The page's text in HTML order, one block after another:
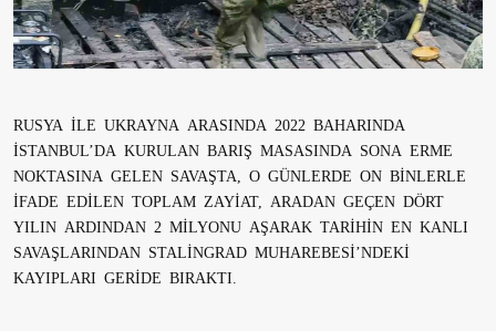
RUSYA İLE UKRAYNA ARASINDA 2022 BAHARINDA
İSTANBUL’DA KURULAN BARIŞ MASASINDA SONA ERME
NOKTASINA GELEN SAVAŞTA, O GÜNLERDE ON BİNLERLE
İFADE EDİLEN TOPLAM ZAYİAT, ARADAN GEÇEN DÖRT
YILIN ARDINDAN 2 MİLYONU AŞARAK TARİHİN EN KANLI
SAVAŞLARINDAN STALİNGRAD MUHAREBESİ’NDEKİ
KAYIPLARI GERİDE BIRAKTI.